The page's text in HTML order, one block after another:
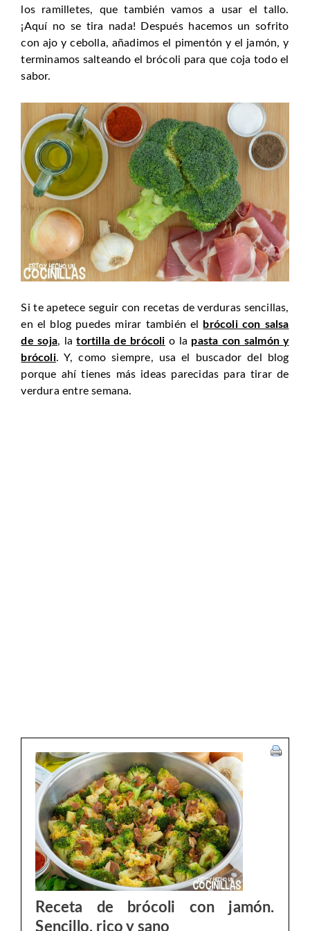
los ramilletes, que también vamos a usar el tallo.
¡Aquí no se tira nada! Después hacemos un sofrito
con ajo y cebolla, añadimos el pimentón y el jamón, y
terminamos salteando el brócoli para que coja todo el
sabor.
Si te apetece seguir con recetas de verduras sencillas,
en el blog puedes mirar también el
brócoli con salsa
de soja, latortilla de brócoli o la pasta con salmón y
brócoli. Y, como siempre, usa el buscador del blog
porque ahí tienes más ideas parecidas para tirar de
verdura entre semana.
Receta de brócoli con jamón.
Sencillo, rico y sano